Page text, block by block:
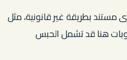
مستند بطريقة غير قانونية، مثل
هنا قد تشمل الحبس